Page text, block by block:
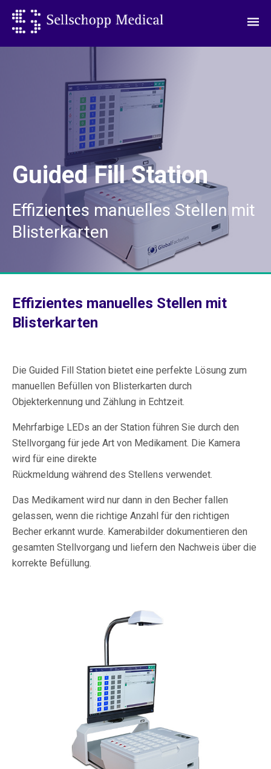
Guided Fill Station
Effizientes manuelles Stellen mit
Blisterkarten
Effizientes manuelles Stellen mit
Blisterkarten
Die Guided Fill Station bietet eine perfekte Lösung zum
manuellen Befüllen von Blisterkarten durch
Objekterkennung und Zählung in Echtzeit.
Mehrfarbige LEDs an der Station führen Sie durch den
Stellvorgang für jede Art von Medikament. Die Kamera
wird für eine direkte
Rückmeldung während des Stellens verwendet.
Das Medikament wird nur dann in den Becher fallen
gelassen, wenn die richtige Anzahl für den richtigen
Becher erkannt wurde. Kamerabilder dokumentieren den
gesamten Stellvorgang und liefern den Nachweis über die
korrekte Befüllung.